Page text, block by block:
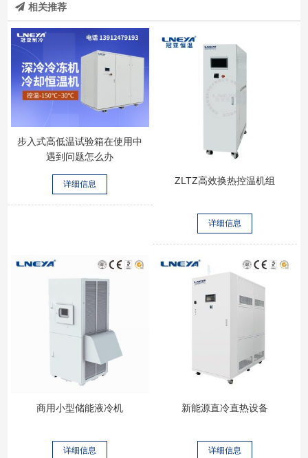
相关推荐
步入式高低温试验箱在使用中
遇到问题怎么办
详细信息 ZLTZ高效换热控温机组
详细信息
商用小型储能液冷机
详细信息
新能源直冷直热设备
详细信息